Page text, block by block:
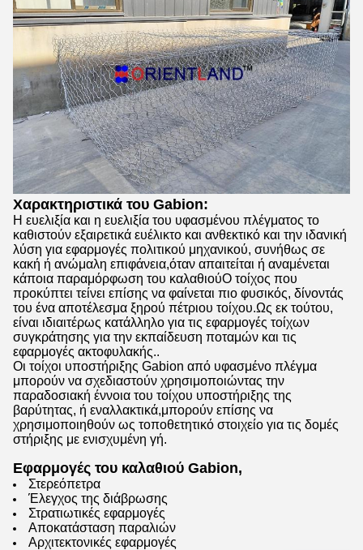
Χαρακτηριστικά του Gabion:
Η ευελιξία και η ευελιξία του υφασμένου πλέγματος το
καθιστούν εξαιρετικά ευέλικτο και ανθεκτικό και την ιδανική
λύση για εφαρμογές πολιτικού μηχανικού, συνήθως σε
κακή ή ανώμαλη επιφάνεια,όταν απαιτείται ή αναμένεται
κάποια παραμόρφωση του καλαθιούΟ τοίχος που
προκύπτει τείνει επίσης να φαίνεται πιο φυσικός, δίνοντάς
του ένα αποτέλεσμα ξηρού πέτριου τοίχου.Ως εκ τούτου,
είναι ιδιαιτέρως κατάλληλο για τις εφαρμογές τοίχων
συγκράτησης για την εκπαίδευση ποταμών και τις
εφαρμογές ακτοφυλακής..
Οι τοίχοι υποστήριξης Gabion από υφασμένο πλέγμα
μπορούν να σχεδιαστούν χρησιμοποιώντας την
παραδοσιακή έννοια του τοίχου υποστήριξης της
βαρύτητας, ή εναλλακτικά,μπορούν επίσης να
χρησιμοποιηθούν ως τοποθετητικό στοιχείο για τις δομές
στήριξης με ενισχυμένη γή.
Εφαρμογές του καλαθιού Gabion,
Στερεόπετρα
Έλεγχος της διάβρωσης
Στρατιωτικές εφαρμογές
Αποκατάσταση παραλιών
Αρχιτεκτονικές εφαρμογές